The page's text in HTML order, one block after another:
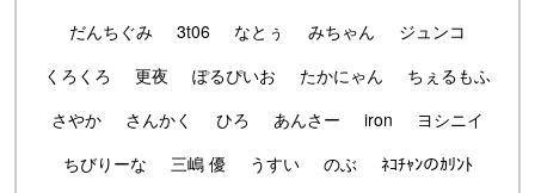
だんちぐみ
3t06 なとぅ みちゃん
ジュンコ
くろくろ
更夜 ぽるぴいお たかにゃん
ちぇるもふ
さやか
さんかく ひろ あんさー iron
ヨシニイ
ちびりーな
三嶋 優 うすい のぶ
ﾈｺﾁｬﾝのｶﾘﾝﾄ